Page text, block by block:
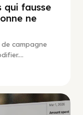
qui fausse
ne
de campagne